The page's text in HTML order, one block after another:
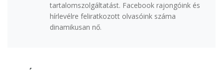
tartalomszolgáltatást. Facebook rajongóink és
hírlevélre feliratkozott olvasóink száma
dinamikusan nő.